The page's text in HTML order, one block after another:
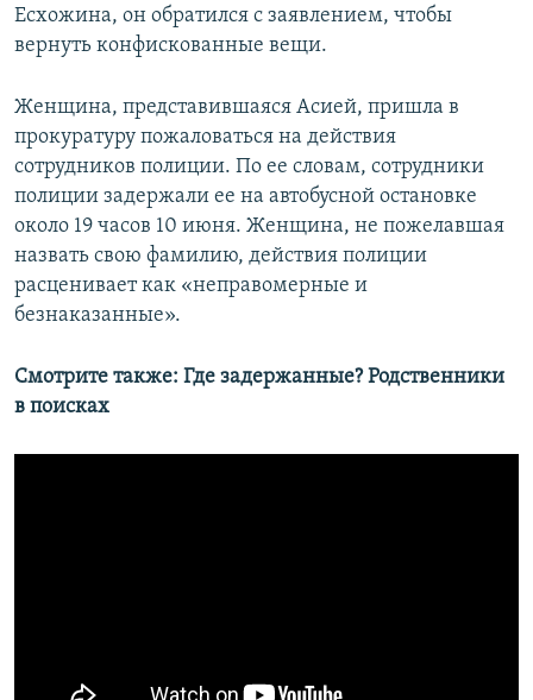
Есхожина, он обратился с заявлением, чтобы
вернуть конфискованные вещи.
Женщина, представившаяся Асией, пришла в
прокуратуру пожаловаться на действия
сотрудников полиции. По ее словам, сотрудники
полиции задержали ее на автобусной остановке
около 19 часов 10 июня. Женщина, не пожелавшая
назвать свою фамилию, действия полиции
расценивает как «неправомерные и
безнаказанные».
Смотрите также: Где задержанные? Родственники
в поисках